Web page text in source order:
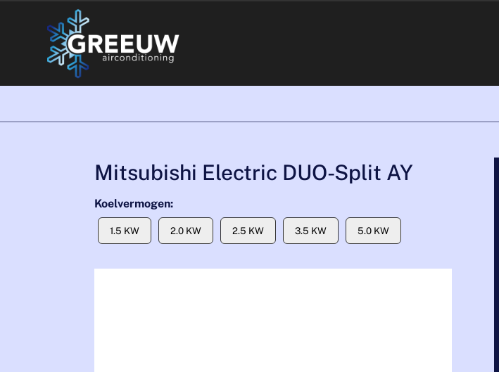
Mitsubishi Electric DUO-Split AY
Koelvermogen:
1.5 KW 2.0 KW 2.5 KW 3.5 KW 5.0 KW